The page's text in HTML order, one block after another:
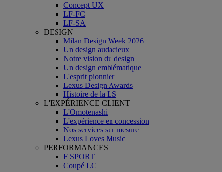
Concept UX
LF-FC
LF-SA
DESIGN
Milan Design Week 2026
Un design audacieux
Notre vision du design
Un design emblématique
L'esprit pionnier
Lexus Design Awards
Histoire de la LS
L'EXPÉRIENCE CLIENT
L'Omotenashi
L'expérience en concession
Nos services sur mesure
Lexus Loves Music
PERFORMANCES
F SPORT
Coupé LC